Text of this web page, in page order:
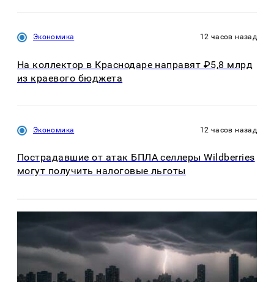
Экономика 12 часов назад
На коллектор в Краснодаре направят ₽5,8 млрд
из краевого бюджета
Экономика 12 часов назад
Пострадавшие от атак БПЛА селлеры Wildberries
могут получить налоговые льготы